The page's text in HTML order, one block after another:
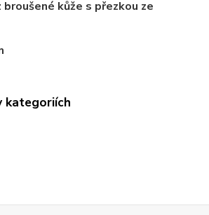
kůže s přezkou ze
kategoriích